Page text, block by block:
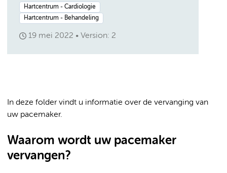
Hartcentrum - Cardiologie
Hartcentrum - Behandeling
19 mei 2022 Version: 2
In deze folder vindt u informatie over de vervanging van
uw pacemaker.
Waarom wordt uw pacemaker
vervangen?